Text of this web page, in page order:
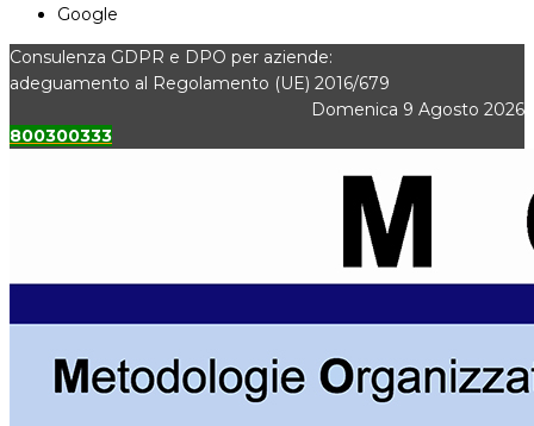
Google
Consulenza GDPR e DPO per aziende:
adeguamento al Regolamento (UE) 2016/679
Domenica 9 Agosto 2026
800300333